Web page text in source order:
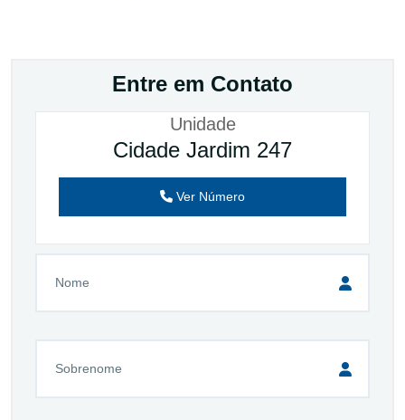
Entre em Contato
Unidade
Cidade Jardim 247
Ver Número